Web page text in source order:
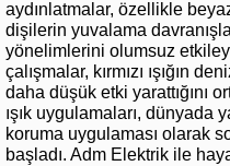
aydınlatmalar, özellikle
dişilerin yuvalama
yönelimlerini olumsuz
çalışmalar, kırmızı ışığın
daha düşük etki yarattığını
ışık uygulamaları, dünyada
koruma uygulaması olarak
başladı. Adm Elektrik ile